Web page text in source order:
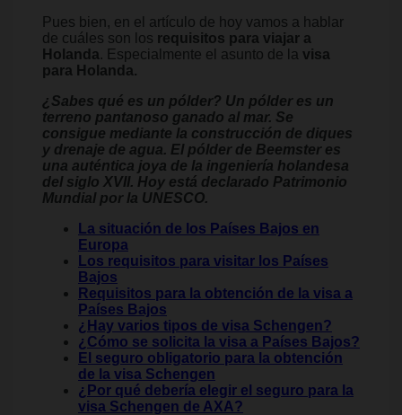
Pues bien, en el artículo de hoy vamos a hablar
de cuáles son los requisitos para viajar a
Holanda. Especialmente el asunto de la visa
para Holanda.
¿Sabes qué es un pólder? Un pólder es un
terreno pantanoso ganado al mar. Se
consigue mediante la construcción de diques
y drenaje de agua. El pólder de Beemster es
una auténtica joya de la ingeniería holandesa
del siglo XVII. Hoy está declarado Patrimonio
Mundial por la UNESCO.
La situación de los Países Bajos en
Europa
Los requisitos para visitar los Países
Bajos
Requisitos para la obtención de la visa a
Países Bajos
¿Hay varios tipos de visa Schengen?
¿Cómo se solicita la visa a Países Bajos?
El seguro obligatorio para la obtención
de la visa Schengen
¿Por qué debería elegir el seguro para la
visa Schengen de AXA?